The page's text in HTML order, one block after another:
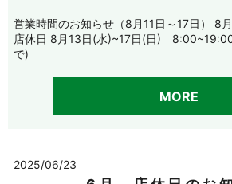
営業時間のお知らせ（8月11日～17日） 8
店休日 8月13日(水)~17日(日)
で)
MORE
2025/06/23